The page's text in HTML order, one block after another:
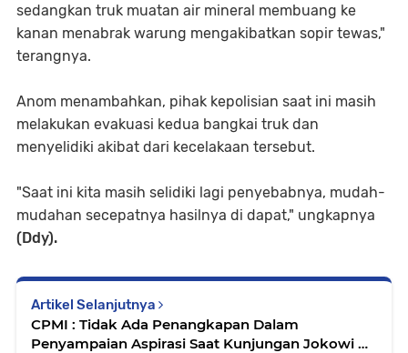
sedangkan truk muatan air mineral membuang ke
kanan menabrak warung mengakibatkan sopir tewas,"
terangnya.
Anom menambahkan, pihak kepolisian saat ini masih
melakukan evakuasi kedua bangkai truk dan
menyelidiki akibat dari kecelakaan tersebut.
"Saat ini kita masih selidiki lagi penyebabnya, mudah-
mudahan secepatnya hasilnya di dapat," ungkapnya
(Ddy).
Artikel Selanjutnya
CPMI : Tidak Ada Penangkapan Dalam
Penyampaian Aspirasi Saat Kunjungan Jokowi Di